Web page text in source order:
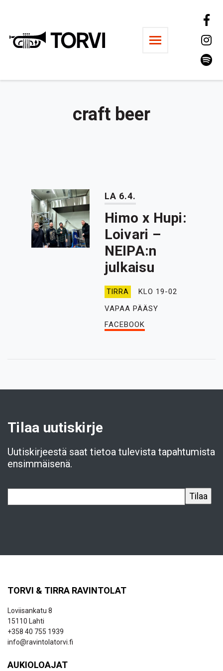
Ravintola Torvi
craft beer
LA 6.4.
Himo x Hupi:
Loivari –
NEIPA:n
julkaisu
TIRRA
KLO 19-02
VAPAA PÄÄSY
FACEBOOK
Tilaa uutiskirje
Uutiskirjeestä saat tietoa tulevista tapahtumista
ensimmäisenä.
TORVI & TIRRA RAVINTOLAT
Loviisankatu 8
15110 Lahti
+358 40 755 1939
info@ravintolatorvi.fi
AUKIOLOAJAT